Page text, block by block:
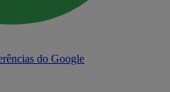
do Google